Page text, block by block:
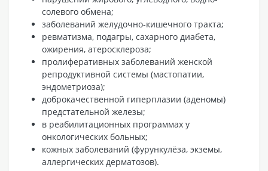
солевого обмена;
заболеваний желудочно-кишечного тракта;
ревматизма, подагры, сахарного диабета,
ожирения, атеросклероза;
пролиферативных заболеваний женской
репродуктивной системы (мастопатии,
эндометриоза);
доброкачественной гиперплазии (аденомы)
предстательной железы;
в реабилитационных программах у
онкологических больных;
кожных заболеваний (фурункулёза, экземы,
аллергических дерматозов).